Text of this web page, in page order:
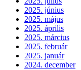
2025. június
2025. május
2025. április
2025. március
2025. február
2025. január
2024. december